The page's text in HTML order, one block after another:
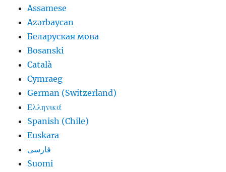
Assamese
Azərbaycan
Беларуская мова
Bosanski
Català
Cymraeg
German (Switzerland)
Ελληνικά
Spanish (Chile)
Euskara
فارسی
Suomi